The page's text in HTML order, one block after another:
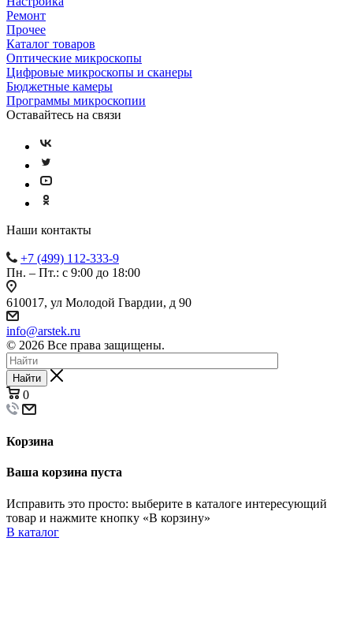
Ремонт
Прочее
Каталог товаров
Оптические микроскопы
Цифровые микроскопы и сканеры
Бюджетные камеры
Программы микроскопии
Оставайтесь на связи
Наши контакты
+7 (499) 112-333-9
Пн. – Пт.: с 9:00 до 18:00
610017, ул Молодой Гвардии, д 90
info@arstek.ru
© 2026 Все права защищены.
Найти
0
Корзина
Ваша корзина пуста
Исправить это просто: выберите в каталоге интересующий
товар и нажмите кнопку «В корзину»
В каталог